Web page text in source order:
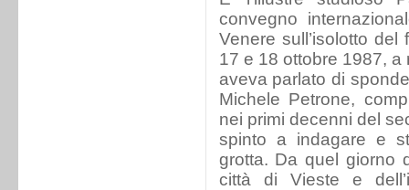
convegno
Venere sull’isolotto
17 e 18 ottobre 1987,
aveva parlato di
Michele Petrone,
nei primi decenni del
spinto a indagare e
grotta. Da quel giorno
città di Vieste e